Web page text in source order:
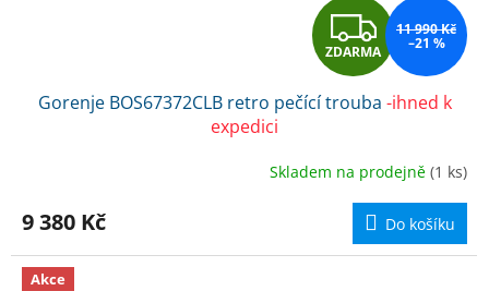
Z
D
A
R
M
A
ZDARMA
11 990 Kč
–21 %
Gorenje BOS67372CLB retro pečící trouba -ihned k
expedici
Skladem na prodejně (1 ks)
9 380 Kč Do košíku
Akce